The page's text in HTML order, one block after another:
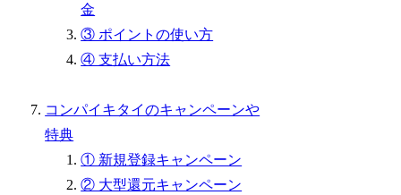
金
③ ポイントの使い方
④ 支払い方法
コンパイキタイのキャンペーンや
特典
① 新規登録キャンペーン
② 大型還元キャンペーン